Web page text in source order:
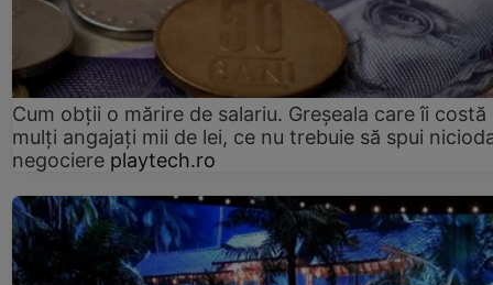
Cum obții o mărire de salariu. Greșeala care îi costă
mulți angajați mii de lei, ce nu trebuie să spui
negociere playtech.ro